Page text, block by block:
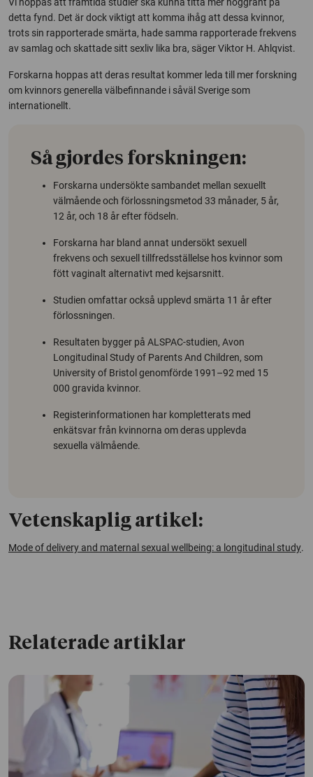
detta fynd. Det är dock viktigt att komma ihåg att dessa kvinnor,
trots sin rapporterade smärta, hade samma rapporterade frekvens
av samlag och skattade sitt sexliv lika bra, säger Viktor H. Ahlqvist.
Forskarna hoppas att deras resultat kommer leda till mer forskning
om kvinnors generella välbefinnande i såväl Sverige som
internationellt.
Så gjordes forskningen:
Forskarna undersökte sambandet mellan sexuellt
välmående och förlossningsmetod 33 månader, 5 år,
12 år, och 18 år efter födseln.
Forskarna har bland annat undersökt sexuell
frekvens och sexuell tillfredsställelse hos kvinnor som
fött vaginalt alternativt med kejsarsnitt.
Studien omfattar också upplevd smärta 11 år efter
förlossningen.
Resultaten bygger på ALSPAC-studien, Avon
Longitudinal Study of Parents And Children, som
University of Bristol genomförde 1991–92 med 15
000 gravida kvinnor.
Registerinformationen har kompletterats med
enkätsvar från kvinnorna om deras upplevda
sexuella välmående.
Vetenskaplig artikel:
Mode of delivery and maternal sexual wellbeing: a longitudinal study.
Relaterade artiklar